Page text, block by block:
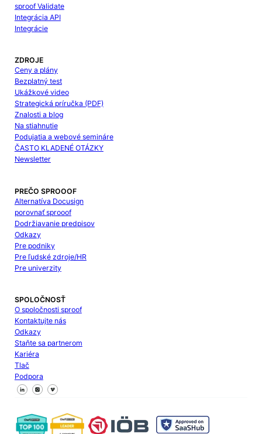
sproof Validate
Integrácia API
Integrácie
ZDROJE
Ceny a plány
Bezplatný test
Ukážkové video
Strategická príručka (PDF)
Znalosti a blog
Na stiahnutie
Podujatia a webové semináre
ČASTO KLADENÉ OTÁZKY
Newsletter
PREČO SPROOOF
Alternatíva Docusign
porovnať sprooof
Dodržiavanie predpisov
Odkazy
Pre podniky
Pre ľudské zdroje/HR
Pre univerzity
SPOLOČNOSŤ
O spoločnosti sproof
Kontaktujte nás
Odkazy
Staňte sa partnerom
Kariéra
Tlač
Podpora
Sledujte nás na Facebooku
Sledujte nás na X
Sledujte nás na LinkedIn